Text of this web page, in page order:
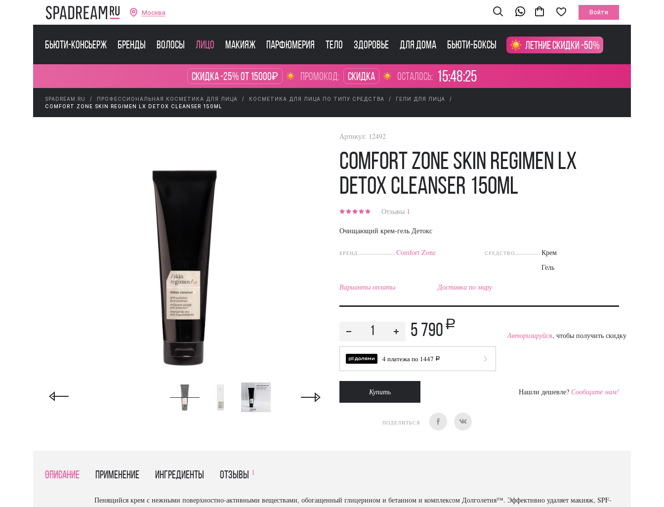
Москва Войти
Бьюти-консьерж Бренды Волосы Лицо Макияж Парфюмерия Тело Здоровье Для дома Бьюти-боксы Летние скидки -50%
Скидка -25% от 15000₽ промокод: Скидка осталось: 15:48:25
SPADREAM.RU ПРОФЕССИОНАЛЬНАЯ КОСМЕТИКА ДЛЯ ЛИЦА КОСМЕТИКА ДЛЯ ЛИЦА ПО ТИПУ СРЕДСТВА
ГЕЛИ ДЛЯ ЛИЦА
COMFORT ZONE SKIN REGIMEN LX DETOX CLEANSER 150ML
Артикул: 12492
Comfort Zone Skin Regimen Lx
Detox Cleanser 150ml
Отзывы1
Очищающий крем-гель Детокс
БРЕНД Comfort Zone СРЕДСТВО
Крем
Гель
Варианты оплаты Доставка по миру
5 790 a
Авторизируйся, чтобы получить скидку
4 платежа по 1447 a
Купить Нашли дешевле? Сообщите нам!
ПОДЕЛИТЬСЯ
Описание Применение Ингредиенты отзывы 1
Пенящийся крем с нежными поверхностно-активными веществами, обогащенный глицерином и бетаином и комплексом Долголетия™. Эффективно удаляет макияж, SPF-